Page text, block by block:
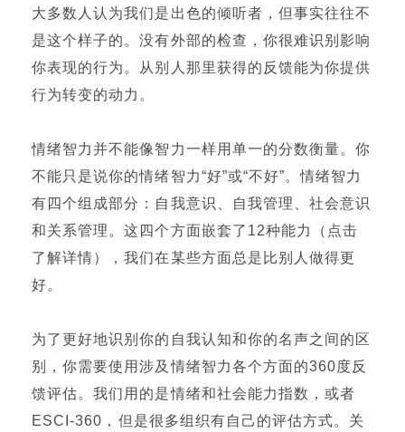
大多数人认为我们是出色的倾听者，但事实往往不
是这个样子的。没有外部的检查，你很难识别影响
你表现的行为。从别人那里获得的反馈能为你提供
行为转变的动力。
情绪智力并不能像智力一样用单一的分数衡量。你
不能只是说你的情绪智力“好”或“不好”。情绪智力
有四个组成部分：自我意识、自我管理、社会意识
和关系管理。这四个方面嵌套了12种能力（点击
了解详情），我们在某些方面总是比别人做得更
好。
为了更好地识别你的自我认知和你的名声之间的区
别，你需要使用涉及情绪智力各个方面的360度反
馈评估。我们用的是情绪和社会能力指数，或者
ESCI-360，但是很多组织有自己的评估方式。关